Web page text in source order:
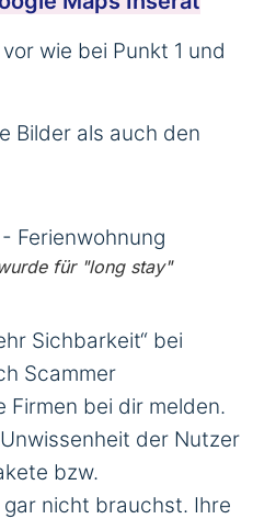
wie bei Punkt 1 und
Bilder als auch den
für "long stay"
Sichbarkeit“ bei
Scammer
Firmen bei dir melden.
der Nutzer
bzw.
nicht brauchst. Ihre